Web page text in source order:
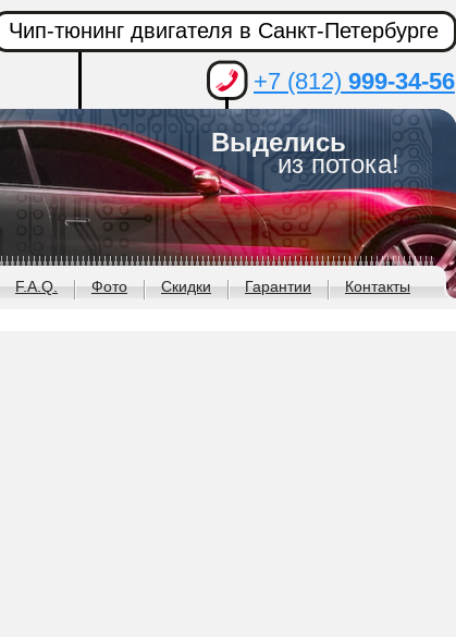
Выделись
из потока!
Чип-тюнинг двигателя в Санкт-Петербурге
+7 (812) 999-34-56
F.A.Q. Фото Скидки Гарантии Контакты